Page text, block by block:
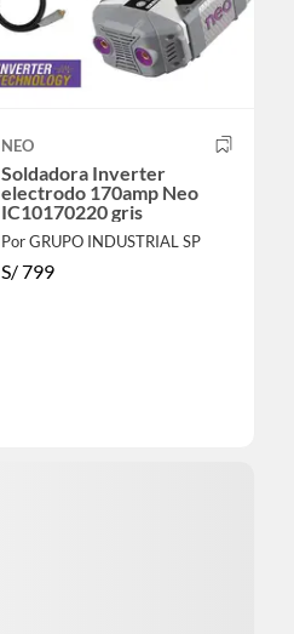
NEO
Soldadora Inverter
electrodo 170amp Neo
IC10170220 gris
Por GRUPO INDUSTRIAL SP
S/799